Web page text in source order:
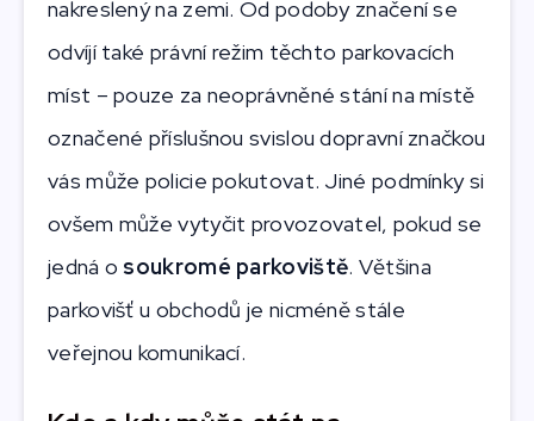
nakreslený na zemi. Od podoby značení se
odvíjí také právní režim těchto parkovacích
míst – pouze za neoprávněné stání na místě
označené příslušnou svislou dopravní značkou
vás může policie pokutovat. Jiné podmínky si
ovšem může vytyčit provozovatel, pokud se
jedná o soukromé parkoviště. Většina
parkovišť u obchodů je nicméně stále
veřejnou komunikací.